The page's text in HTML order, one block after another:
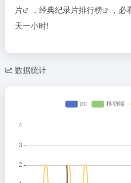
片
，经典纪录片排行榜 ， 必
天一小时!
数据统计